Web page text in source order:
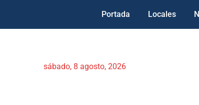
Portada Locales
sábado, 8 agosto, 2026